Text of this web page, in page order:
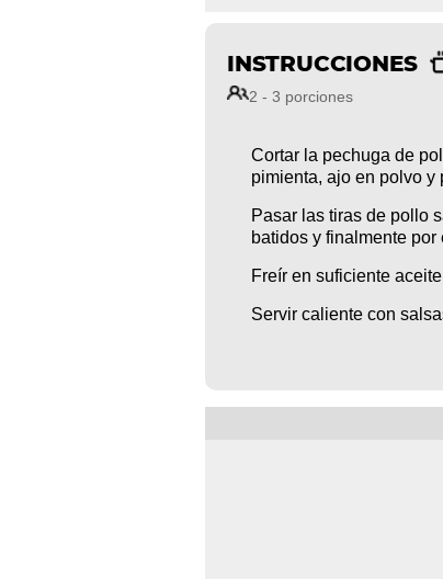
INSTRUCCIONES
2 - 3 porciones
Cortar la pechuga de
pimienta, ajo en polvo y
Pasar las tiras de pollo
batidos y finalmente
Freír en suficiente
Servir caliente con